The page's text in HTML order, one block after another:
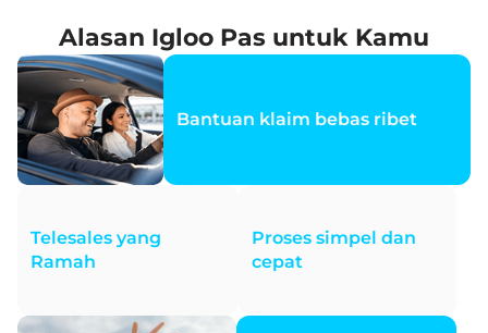
Alasan Igloo Pas untuk Kamu
Bantuan klaim bebas ribet
Telesales yang
Ramah
Proses simpel dan
cepat